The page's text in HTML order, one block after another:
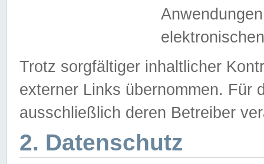
Trotz sorgfältiger inhaltlicher
externer Links übernommen. Für
ausschließlich deren Betreiber
2. Datenschutz